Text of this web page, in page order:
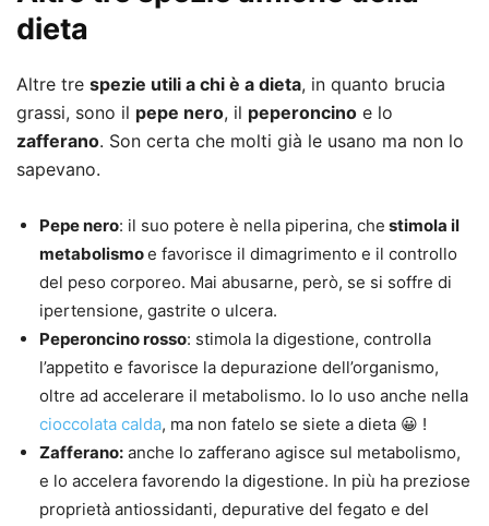
dieta
Altre tre spezie utili a chi è a dieta, in quanto brucia
grassi, sono il pepe nero, il peperoncino e lo
zafferano. Son certa che molti già le usano ma non lo
sapevano.
Pepe nero: il suo potere è nella piperina, che stimola il
metabolismoe favorisce il dimagrimento e il controllo
del peso corporeo. Mai abusarne, però, se si soffre di
ipertensione, gastrite o ulcera.
Peperoncino rosso: stimola la digestione, controlla
l’appetito e favorisce la depurazione dell’organismo,
oltre ad accelerare il metabolismo. Io lo uso anche nella
cioccolata calda, ma non fatelo se siete a dieta 😀 !
Zafferano: anche lo zafferano agisce sul metabolismo,
e lo accelera favorendo la digestione. In più ha preziose
proprietà antiossidanti, depurative del fegato e del